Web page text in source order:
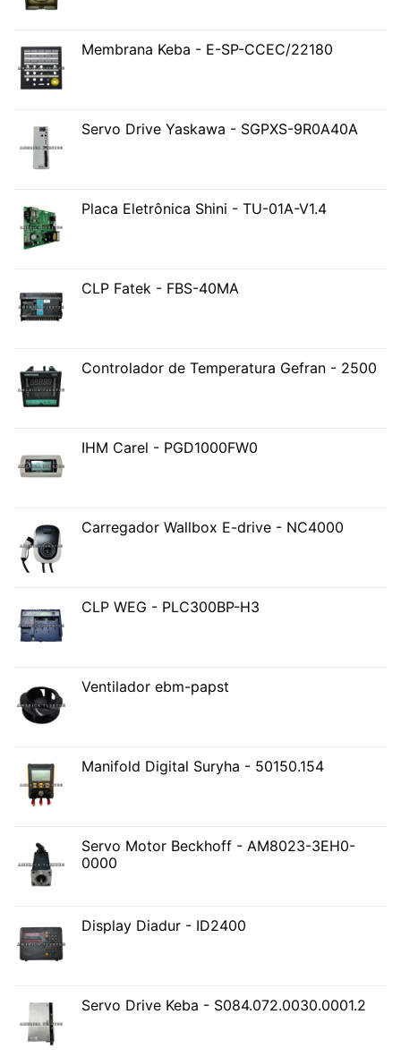
Membrana Keba - E-SP-CCEC/22180
Servo Drive Yaskawa - SGPXS-9R0A40A
Placa Eletrônica Shini - TU-01A-V1.4
CLP Fatek - FBS-40MA
Controlador de Temperatura Gefran - 2500
IHM Carel - PGD1000FW0
Carregador Wallbox E-drive - NC4000
CLP WEG - PLC300BP-H3
Ventilador ebm-papst
Manifold Digital Suryha - 50150.154
Servo Motor Beckhoff - AM8023-3EH0-
0000
Display Diadur - ID2400
Servo Drive Keba - S084.072.0030.0001.2